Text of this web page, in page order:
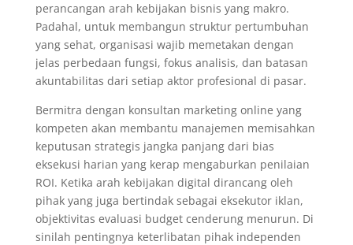
perancangan arah kebijakan bisnis yang makro.
Padahal, untuk membangun struktur pertumbuhan
yang sehat, organisasi wajib memetakan dengan
jelas perbedaan fungsi, fokus analisis, dan batasan
akuntabilitas dari setiap aktor profesional di pasar.
Bermitra dengan konsultan marketing online yang
kompeten akan membantu manajemen memisahkan
keputusan strategis jangka panjang dari bias
eksekusi harian yang kerap mengaburkan penilaian
ROI. Ketika arah kebijakan digital dirancang oleh
pihak yang juga bertindak sebagai eksekutor iklan,
objektivitas evaluasi budget cenderung menurun. Di
sinilah pentingnya keterlibatan pihak independen